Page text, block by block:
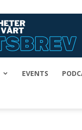
EVENTS